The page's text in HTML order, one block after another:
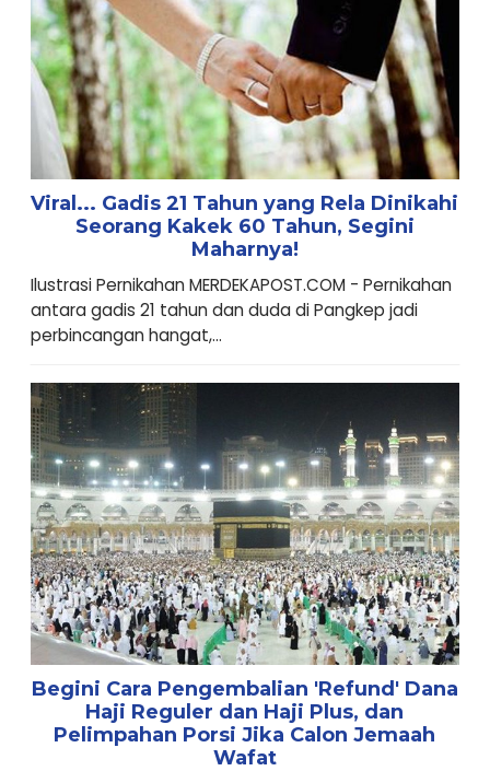
Viral... Gadis 21 Tahun yang Rela Dinikahi
Seorang Kakek 60 Tahun, Segini
Maharnya!
Ilustrasi Pernikahan MERDEKAPOST.COM - Pernikahan
antara gadis 21 tahun dan duda di Pangkep jadi
perbincangan hangat,...
Begini Cara Pengembalian 'Refund' Dana
Haji Reguler dan Haji Plus, dan
Pelimpahan Porsi Jika Calon Jemaah
Wafat